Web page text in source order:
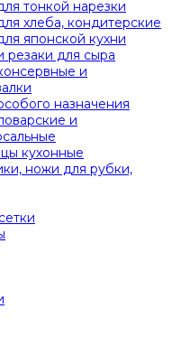
тонкой нарезки
хлеба, кондитерские
японской кухни
резаки для сыра
и
назначения
и
кухонные
ножи для рубки,